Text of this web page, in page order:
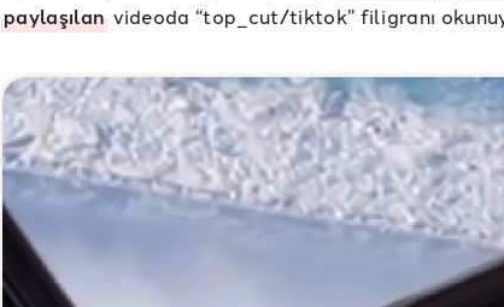
paylaşılan videoda “top_cut/tiktok” filigranı